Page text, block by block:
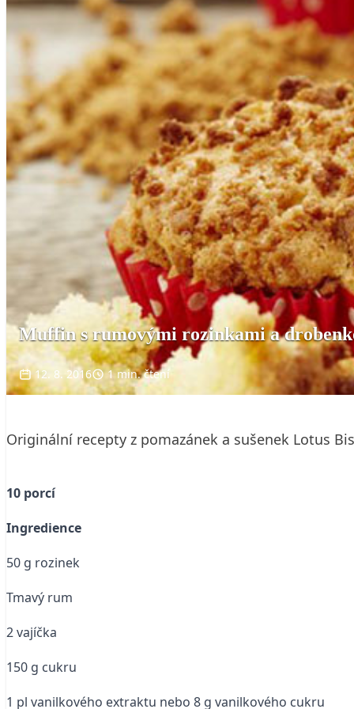
Muffin s rumovými rozinkami a
12. 8. 2016 1 min. čtení
Originální recepty z pomazánek a sušenek Lotus
10 porcí
Ingredience
50 g rozinek
Tmavý rum
2 vajíčka
150 g cukru
1 pl vanilkového extraktu nebo 8 g vanilkového cukru